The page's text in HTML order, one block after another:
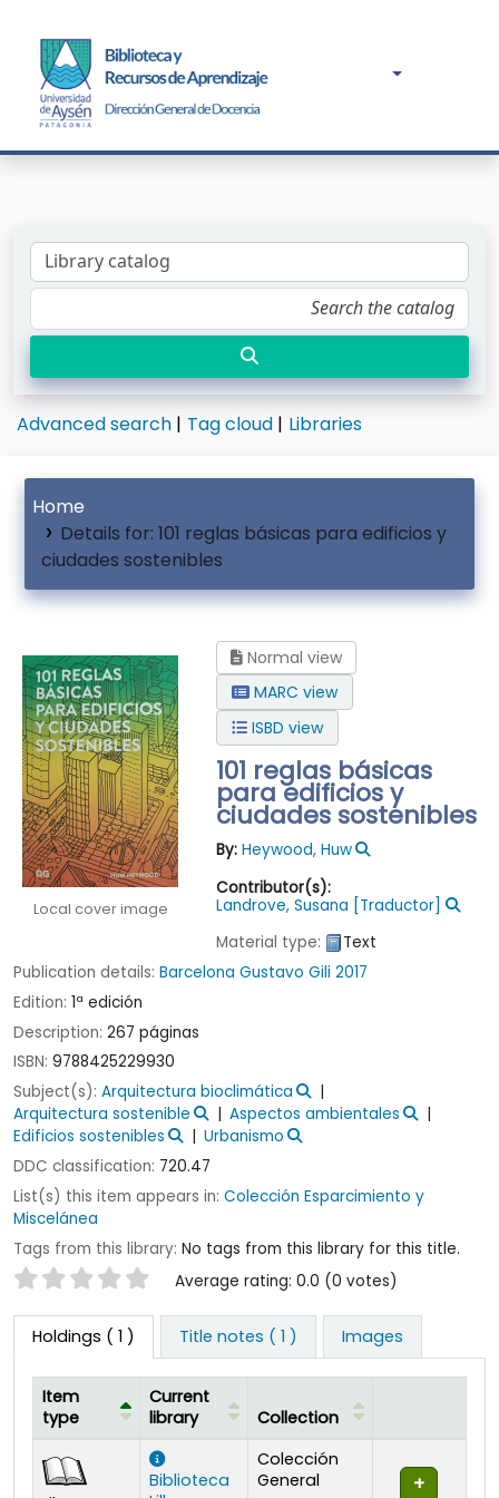
Advanced search Tag cloud Libraries
Home
Details for:101 reglas básicas para edificios y
ciudades sostenibles
Local cover image
Normal view
MARC view
ISBD view
101 reglas básicas
para edificios y
ciudades sostenibles
By: Heywood, Huw
Contributor(s):
Landrove, Susana [Traductor]
Material type:
Text
Publication details: Barcelona Gustavo Gili 2017
Edition: 1ª edición
Description: 267 páginas
ISBN: 9788425229930
Subject(s): Arquitectura bioclimática
Arquitectura sostenible
Aspectos ambientales
Edificios sostenibles
Urbanismo
DDC classification: 720.47
List(s) this item appears in: Colección Esparcimiento y
Miscelánea
Tags from this library: No tags from this library for this title.
Star ratings Average rating: 0.0 (0 votes)
Holdings ( 1 ) Title notes ( 1 ) Images
Holdings
Item
type
Current
library
Collection
Biblioteca
Colección
General